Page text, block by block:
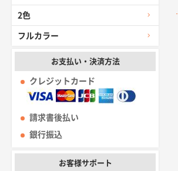
2色
フルカラー
お支払い・決済方法
クレジットカード
請求書後払い
銀行振込
お客様サポート